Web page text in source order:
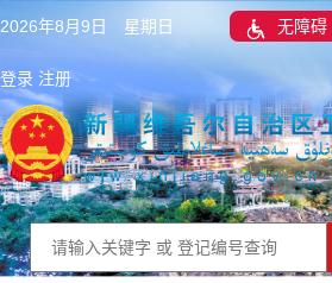
2026年8月9日 星期日 无障碍
登录 注册